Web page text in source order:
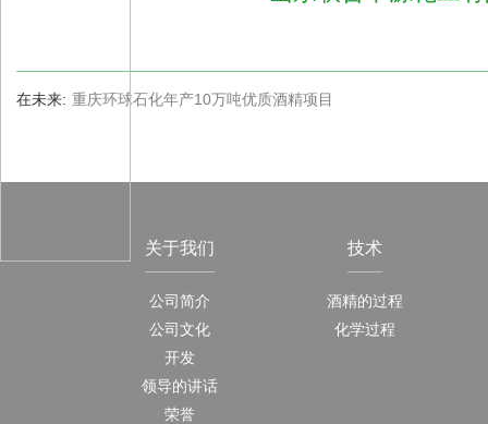
在未来: 重庆环球石化年产10万吨优质酒精项目
关于我们
公司简介
公司文化
开发
领导的讲话
荣誉
技术
酒精的过程
化学过程